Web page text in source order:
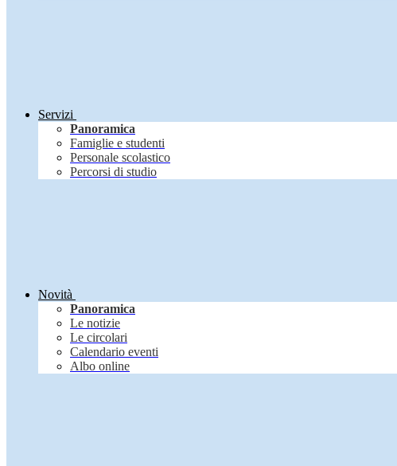
Servizi
Panoramica
Famiglie e studenti
Personale scolastico
Percorsi di studio
Novità
Panoramica
Le notizie
Le circolari
Calendario eventi
Albo online